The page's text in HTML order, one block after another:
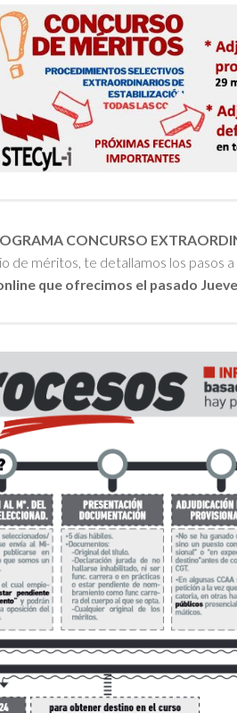
CONCURSO
méritos, te detallamos los pasos
que ofrecimos el pasado